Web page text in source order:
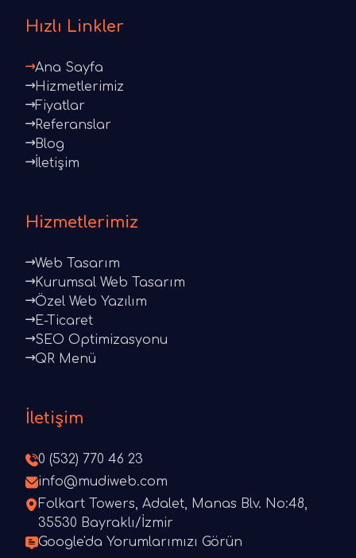
Hızlı Linkler
Ana Sayfa
Hizmetlerimiz
Fiyatlar
Referanslar
Blog
İletişim
Hizmetlerimiz
Web Tasarım
Kurumsal Web Tasarım
Özel Web Yazılım
E-Ticaret
SEO Optimizasyonu
QR Menü
İletişim
0 (532) 770 46 23
info@mudiweb.com
Folkart Towers, Adalet, Manas Blv. No:48,
35530 Bayraklı/İzmir
Google'da Yorumlarımızı Görün